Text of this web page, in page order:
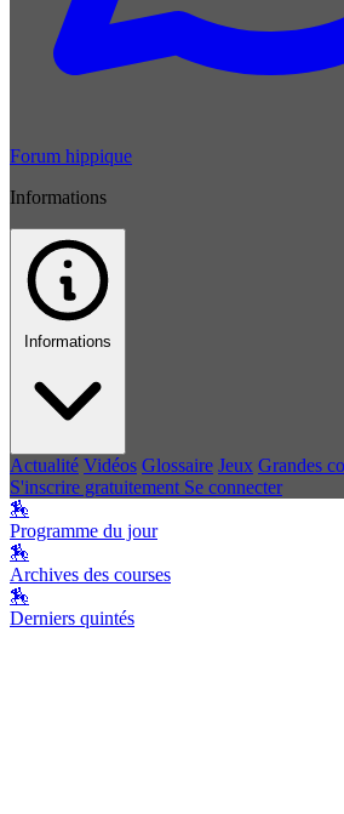
Forum hippique
Informations
Informations
Actualité Vidéos Glossaire Jeux Grandes
S'inscrire gratuitement Se connecter
🏇
Programme du jour
🏇
Archives des courses
🏇
Derniers quintés